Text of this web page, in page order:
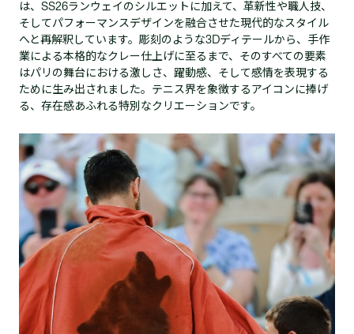
は、SS26ランウェイのシルエットに加えて、革新性や職人技、
そしてパフォーマンスデザインを融合させた現代的なスタイル
へと再解釈しています。彫刻のような3Dディテールから、手作
業による本格的なクレー仕上げに至るまで、そのすべての要素
はパリの舞台における激しさ、躍動感、そして感情を表現する
ために生み出されました。テニス界を象徴するアイコンに捧げ
る、存在感あふれる特別なクリエーションです。